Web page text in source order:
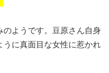
ようです。豆原さん自身
うに真面目な女性に惹かれ